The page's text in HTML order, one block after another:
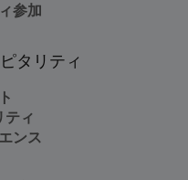
参加
タリティ
ティ
ンス